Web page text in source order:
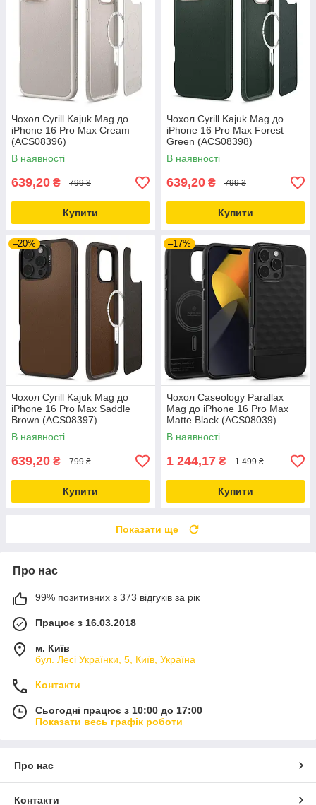
Чохол Cyrill Kajuk Mag до
iPhone 16 Pro Max Cream
(ACS08396)
В наявності
639,20 ₴ 799 ₴
Купити
Чохол Cyrill Kajuk Mag до
iPhone 16 Pro Max Forest
Green (ACS08398)
В наявності
639,20 ₴ 799 ₴
Купити
–20%
Чохол Cyrill Kajuk Mag до
iPhone 16 Pro Max Saddle
Brown (ACS08397)
В наявності
639,20 ₴ 799 ₴
Купити
–17%
Чохол Caseology Parallax
Mag до iPhone 16 Pro Max
Matte Black (ACS08039)
В наявності
1 244,17 ₴ 1 499 ₴
Купити
Показати ще
Про нас
99% позитивних з 373 відгуків за рік
Працює з 16.03.2018
м. Київ
бул. Лесі Українки, 5, Київ, Україна
Контакти
Сьогодні працює з 10:00 до 17:00
Показати весь графік роботи
Про нас
Контакти